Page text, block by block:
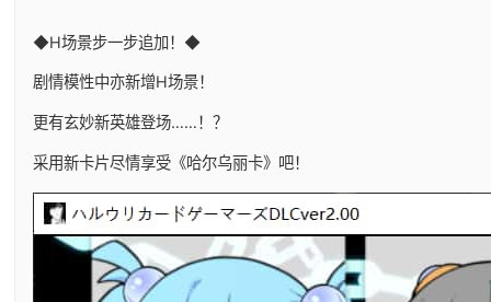
◆H场景步一步追加！◆
剧情模性中亦新增H场景！
更有玄妙新英雄登场……！？
采用新卡片尽情享受《哈尔乌丽卡》吧！